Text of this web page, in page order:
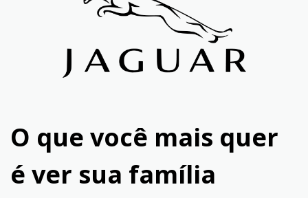
O que você mais quer
é ver sua família